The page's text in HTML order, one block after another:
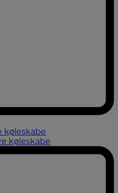
køleskabe
køleskabe